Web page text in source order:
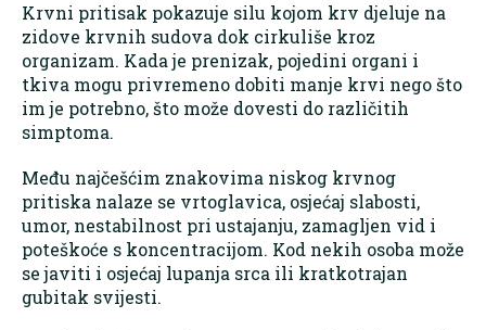
Krvni pritisak pokazuje silu kojom krv djeluje na
zidove krvnih sudova dok cirkuliše kroz
organizam. Kada je prenizak, pojedini organi i
tkiva mogu privremeno dobiti manje krvi nego što
im je potrebno, što može dovesti do različitih
simptoma.
Među najčešćim znakovima niskog krvnog
pritiska nalaze se vrtoglavica, osjećaj slabosti,
umor, nestabilnost pri ustajanju, zamagljen vid i
poteškoće s koncentracijom. Kod nekih osoba može
se javiti i osjećaj lupanja srca ili kratkotrajan
gubitak svijesti.